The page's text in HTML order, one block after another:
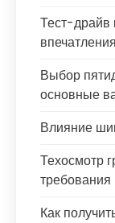
Тест-драйв
Выбор
основные
Влияние
Техосмотр
Как